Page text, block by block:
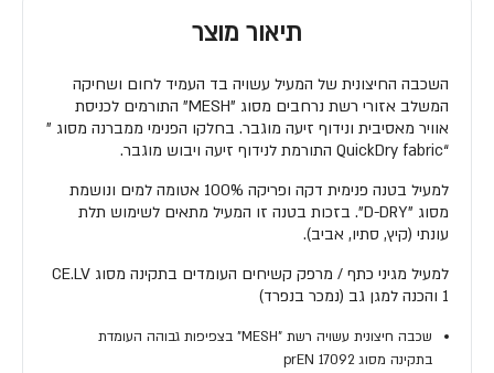
תיאור מוצר
השכבה החיצונית של המעיל עשויה בד העמיד לחום ושחיקה
המשלב אזורי רשת נרחבים מסוג "MESH" התורמים לכניסת
אוויר מאסיבית ונידוף זיעה מוגבר. בחלקו הפנימי ממברנה מסוג "
“QuickDry fabric התורמת לנידוף זיעה ויבוש מוגבר.
למעיל בטנה פנימית דקה ופריקה 100% אטומה למים ונושמת
מסוג "D-DRY". בזכות בטנה זו המעיל מתאים לשימוש תלת
עונתי (קיץ, סתיו, אביב).
למעיל מגיני כתף / מרפק קשיחים העומדים בתקינה מסוג CE.LV
1 והכנה למגן גב (נמכר בנפרד)
שכבה חיצונית עשויה רשת "MESH" בצפיפות גבוהה העומדת
בתקינה מסוג prEN 17092